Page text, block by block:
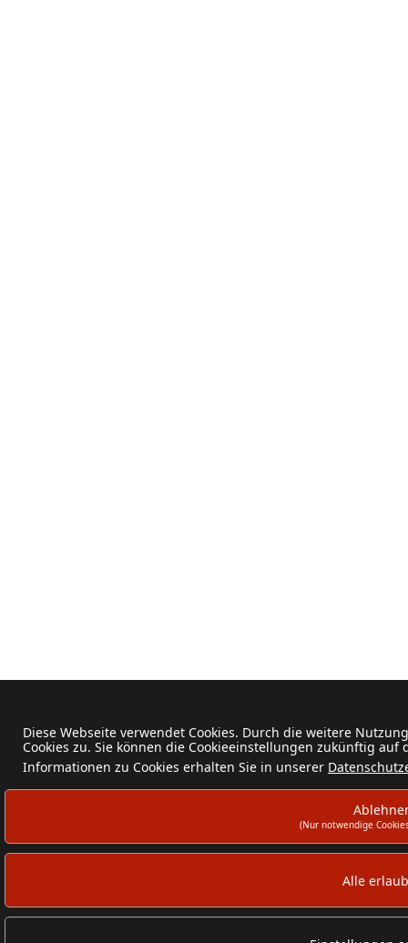
Diese Webseite verwendet Cookies. Durch die weitere
Cookies zu. Sie können die Cookieeinstellungen zukünftig
Informationen zu Cookies erhalten Sie in unserer
(Nur notwendige
Alle